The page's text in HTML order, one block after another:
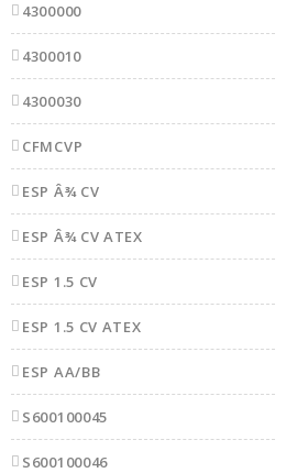
4300000
4300010
4300030
CFMCVP
ESP Â¾ CV
ESP Â¾ CV ATEX
ESP 1.5 CV
ESP 1.5 CV ATEX
ESP AA/BB
S600100045
S600100046